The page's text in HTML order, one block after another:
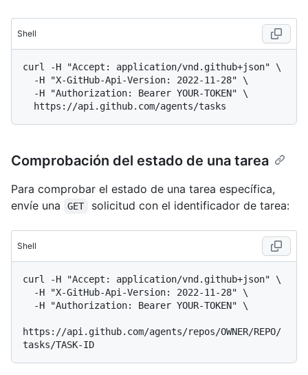
Shell
curl -H "Accept: application/vnd.github+json" \
Comprobación del estado de una tarea
Para comprobar el estado de una tarea específica,
envíe una
GET solicitud con el identificador de tarea:
Shell
curl -H "Accept: application/vnd.github+json" \
https://api.github.com/agents/repos/OWNER/REPO/